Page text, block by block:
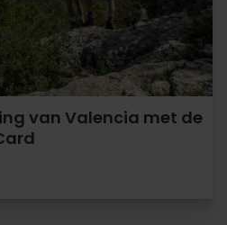
van Valencia met de